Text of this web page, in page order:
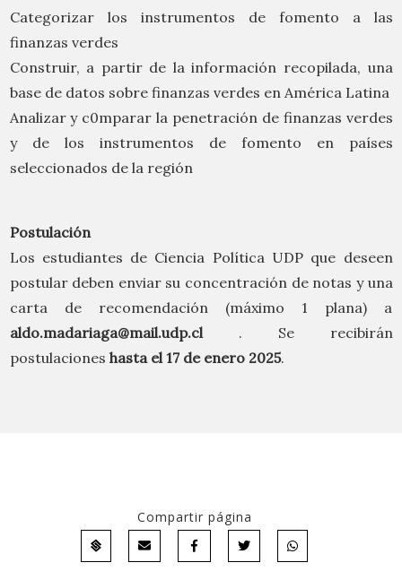
Categorizar los instrumentos de fomento a las
finanzas verdes
Construir, a partir de la información recopilada, una
base de datos sobre finanzas verdes en América Latina
Analizar y c0mparar la penetración de finanzas verdes
y de los instrumentos de fomento en países
seleccionados de la región
Postulación
Los estudiantes de Ciencia Política UDP que deseen
postular deben enviar su concentración de notas y una
carta de recomendación (máximo 1 plana) a
aldo.madariaga@mail.udp.cl. Se recibirán
postulaciones hasta el 17 de enero 2025.
Compartir página